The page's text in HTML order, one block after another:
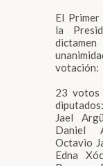
El
la
votación:
23
Jael
Daniel
Octavio
Edna